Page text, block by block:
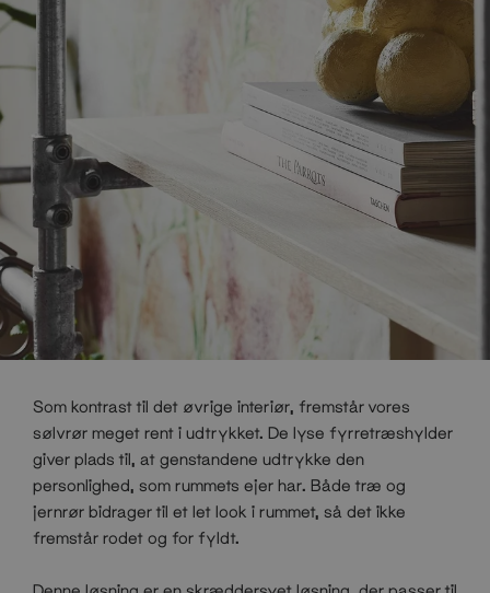
Som kontrast til det øvrige interiør, fremstår vores
sølvrør meget rent i udtrykket. De lyse fyrretræshylder
giver plads til, at genstandene udtrykke den
personlighed, som rummets ejer har. Både træ og
jernrør bidrager til et let look i rummet, så det ikke
fremstår rodet og for fyldt.